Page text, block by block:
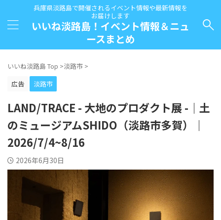
兵庫県淡路島で開催されるイベント情報や最新情報を
お届けします
いいね淡路島！イベント情報＆ニュ
ースまとめ
いいね淡路島 Top >淡路市 >
広告
淡路市
LAND/TRACE - 大地のプロダクト展 -｜土
のミュージアムSHIDO（淡路市多賀）｜
2026/7/4~8/16
2026年6月30日